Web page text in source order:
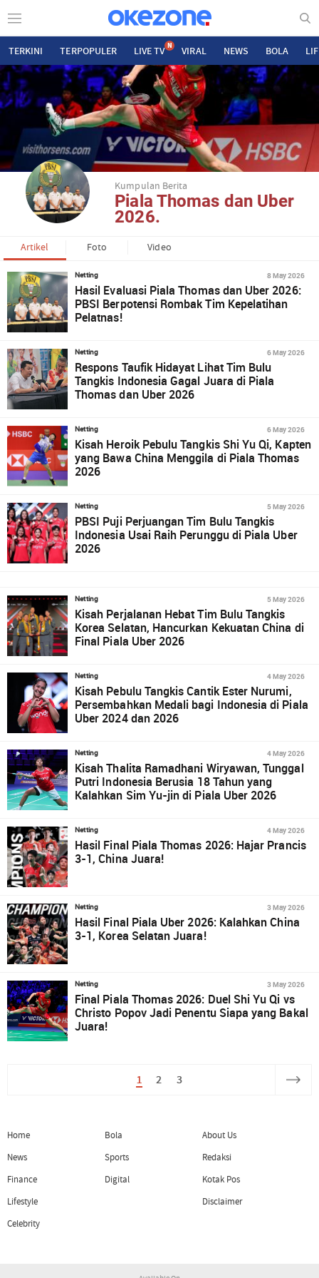
TERKINI TERPOPULER LIVE TV N VIRAL NEWS BOLA
Kumpulan Berita
Piala Thomas dan Uber
2026.
Artikel Foto Video
Netting 8 May 2026
Hasil Evaluasi Piala Thomas dan Uber 2026:
PBSI Berpotensi Rombak Tim Kepelatihan
Pelatnas!
Netting 6 May 2026
Respons Taufik Hidayat Lihat Tim Bulu
Tangkis Indonesia Gagal Juara di Piala
Thomas dan Uber 2026
Netting 6 May 2026
Kisah Heroik Pebulu Tangkis Shi Yu Qi, Kapten
yang Bawa China Menggila di Piala Thomas
2026
Netting 5 May 2026
PBSI Puji Perjuangan Tim Bulu Tangkis
Indonesia Usai Raih Perunggu di Piala Uber
2026
Netting 5 May 2026
Kisah Perjalanan Hebat Tim Bulu Tangkis
Korea Selatan, Hancurkan Kekuatan China di
Final Piala Uber 2026
Netting 4 May 2026
Kisah Pebulu Tangkis Cantik Ester Nurumi,
Persembahkan Medali bagi Indonesia di Piala
Uber 2024 dan 2026
Netting 4 May 2026
Kisah Thalita Ramadhani Wiryawan, Tunggal
Putri Indonesia Berusia 18 Tahun yang
Kalahkan Sim Yu-jin di Piala Uber 2026
Netting 4 May 2026
Hasil Final Piala Thomas 2026: Hajar Prancis
3-1, China Juara!
Netting 3 May 2026
Hasil Final Piala Uber 2026: Kalahkan China
3-1, Korea Selatan Juara!
Netting 3 May 2026
Final Piala Thomas 2026: Duel Shi Yu Qi vs
Christo Popov Jadi Penentu Siapa yang Bakal
Juara!
1 2 3
Home
News
Finance
Lifestyle
Celebrity
Bola
Sports
Digital
About Us
Redaksi
Kotak Pos
Disclaimer